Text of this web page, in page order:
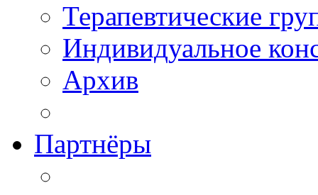
Терапевтические
Индивидуальное
Архив
Партнёры